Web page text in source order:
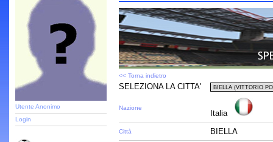
Utente Anonimo
Login
<< Torna indietro
SELEZIONA LA CITTA'
Nazione
Italia
Città BIELLA